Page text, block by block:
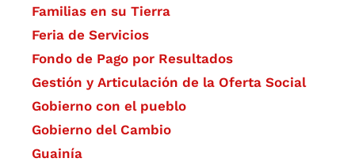
Familias en su Tierra
Feria de Servicios
Fondo de Pago por Resultados
Gestión y Articulación de la Oferta Social
Gobierno con el pueblo
Gobierno del Cambio
Guainía